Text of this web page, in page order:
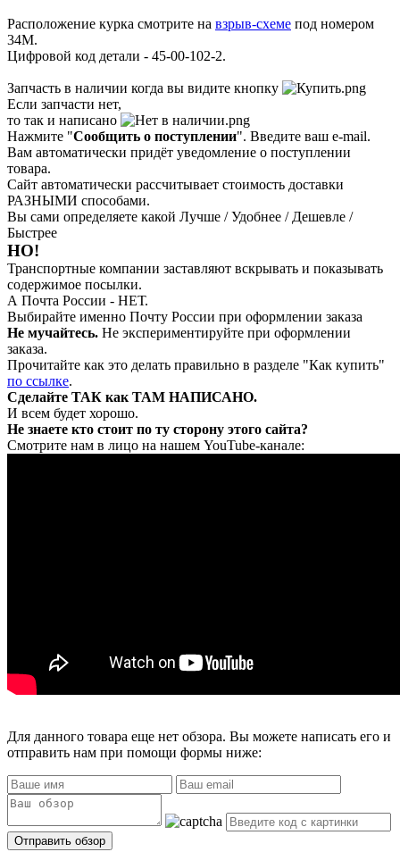
Расположение курка смотрите на взрыв-схеме под номером
34М.
Цифровой код детали - 45-00-102-2.
Запчасть в наличии когда вы видите кнопку
Если запчасти нет,
то так и написано
Нажмите "Сообщить о поступлении". Введите ваш e-mail.
Вам автоматически придёт уведомление о поступлении
товара.
Сайт автоматически рассчитывает стоимость доставки
РАЗНЫМИ способами.
Вы сами определяете какой Лучше / Удобнее / Дешевле /
Быстрее
НО!
Транспортные компании заставляют вскрывать и показывать
содержимое посылки.
А Почта России - НЕТ.
Выбирайте именно Почту России при оформлении заказа
Не мучайтесь. Не экспериментируйте при оформлении
заказа.
Прочитайте как это делать правильно в разделе "Как купить"
по ссылке.
Сделайте ТАК как ТАМ НАПИСАНО.
И всем будет хорошо.
Не знаете кто стоит по ту сторону этого сайта?
Смотрите нам в лицо на нашем YouTube-канале:
Для данного товара еще нет обзора. Вы можете написать его и
отправить нам при помощи формы ниже: